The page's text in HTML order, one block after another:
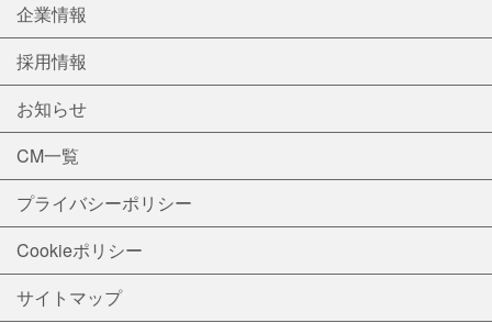
企業情報
採用情報
お知らせ
CM一覧
プライバシーポリシー
Cookieポリシー
サイトマップ